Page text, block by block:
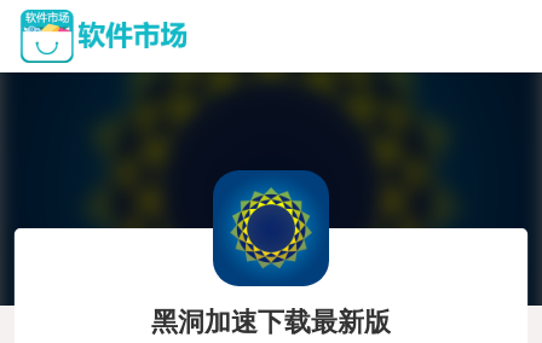
黑洞加速下载最新版